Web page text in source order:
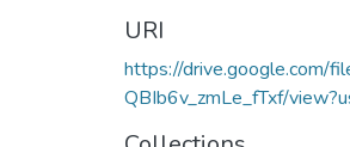
URI
https://drive.google.com/
QBIb6v_zmLe_fTxf/